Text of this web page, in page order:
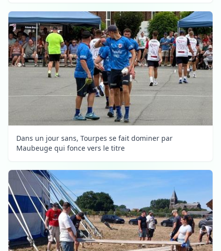
Dans un jour sans, Tourpes se fait dominer par
Maubeuge qui fonce vers le titre